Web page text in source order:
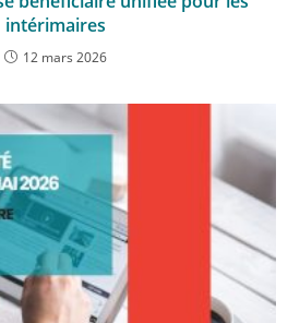
intérimaires
12 mars 2026